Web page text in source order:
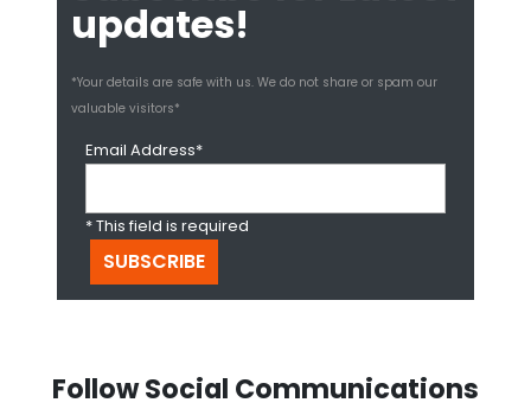
updates!
*Your details are safe with us. We do not share or spam our
valuable visitors*
Email Address*
* This field is required
Follow Social Communications